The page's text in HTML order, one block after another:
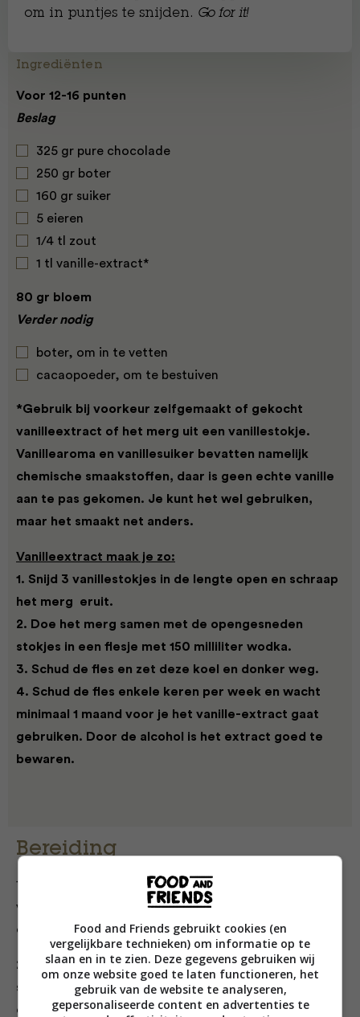
om in puntjes te snijden. Go for it!
Ingrediënten
Voor 12-16 punten
Beslag
325 gr pure chocolade
250 gr boter
160 gr suiker
5 eieren
1/4 tl zout
1 tl vanille-extract*
80 gr bloem
Verder nodig
boter, om in te vetten
cacaopoeder, om te bestuiven
*Gebruik bij voorkeur zelfgemaakt of gekocht
vanille­extract of het merg uit een vanillestokje.
Vanillearoma en vanillesuiker bevatten namelijk
chemische smaakstoffen, daar is geen echte vanille
aan te pas gekomen. Je kunt het wel gebruiken,
maar het smaakt net anders.
Vanilleextract maak je zo:
1. Snijd 3 vanillestokjes in de lengte open en schraap
het merg eruit.
2. Doe het merg samen met de opengesneden
stokjes in een flesje met 150 milliliter wodka.
3. Schud de fles en zet deze koel en donker weg.
4. Schud de fles enkele keren per week en wacht
minimaal 1 maand voor je het vanille-extract gaat
gebruiken. Door de alcohol is het extract goed te
bewaren.
Bereiding
1. Verwarm de oven voor op 180 °C. Bekleed de bodem
van een springvorm van 24 centimeter met bakpapier
en vet de zijkanten van de vorm in met boter*.
2. Doe de chocolade samen met de boter in een
steelpan en zet deze op laag vuur. Verwarm de
chocolade en boter al roerend tot beide gesmolten
Food and Friends gebruikt cookies (en
vergelijkbare technieken) om informatie op te
slaan en in te zien. Deze gegevens gebruiken wij
om onze website goed te laten functioneren, het
gebruik van de website te analyseren,
gepersonaliseerde content en advertenties te